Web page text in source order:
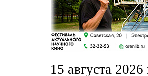
15 августа